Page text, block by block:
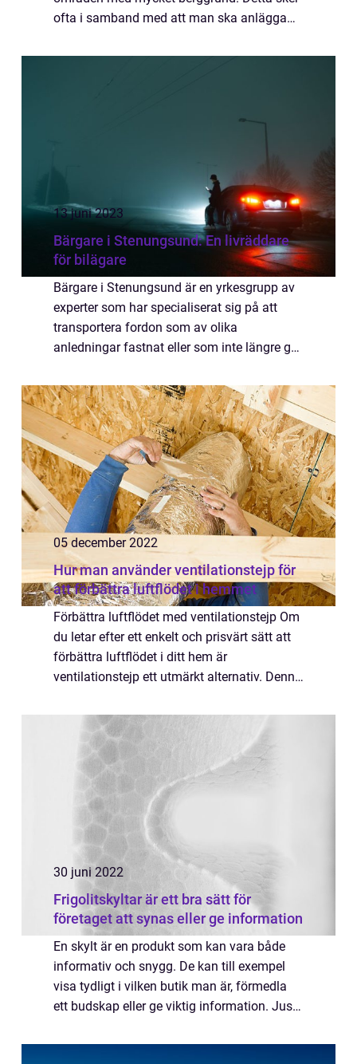
ofta i samband med att man ska anlägga
fö...
13 juni 2023
Bärgare i Stenungsund: En livräddare
för bilägare
Bärgare i Stenungsund är en yrkesgrupp av
experter som har specialiserat sig på att
transportera fordon som av olika
anledningar fastnat eller som inte längre går
05 december 2022
Hur man använder ventilationstejp för
att förbättra luftflödet i hemmet
Förbättra luftflödet med ventilationstejp Om
du letar efter ett enkelt och prisvärt sätt att
förbättra luftflödet i ditt hem är
ventilationstejp ett utmärkt alternativ. Denna
särskilt utformad för att täta söm...
30 juni 2022
Frigolitskyltar är ett bra sätt för
företaget att synas eller ge information
En skylt är en produkt som kan vara både
informativ och snygg. De kan till exempel
visa tydligt i vilken butik man är, förmedla
ett budskap eller ge viktig information. Just
fördelar då det är ett material so...